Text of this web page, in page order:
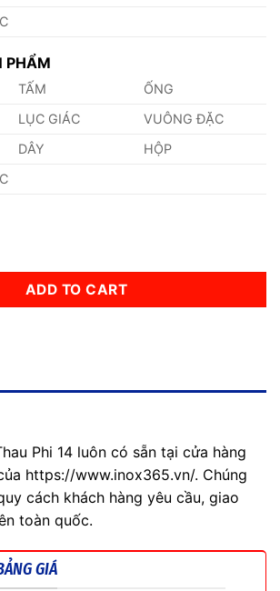
PHẨM
TẤM
ỐNG
LỤC GIÁC
VUÔNG ĐẶC
DÂY
HỘP
Phi 14 quantity
ADD TO CART
Phi 14 luôn có sẵn tại cửa hàng
https://www.inox365.vn/. Chúng
cách khách hàng yêu cầu, giao
toàn quốc.
GIÁ